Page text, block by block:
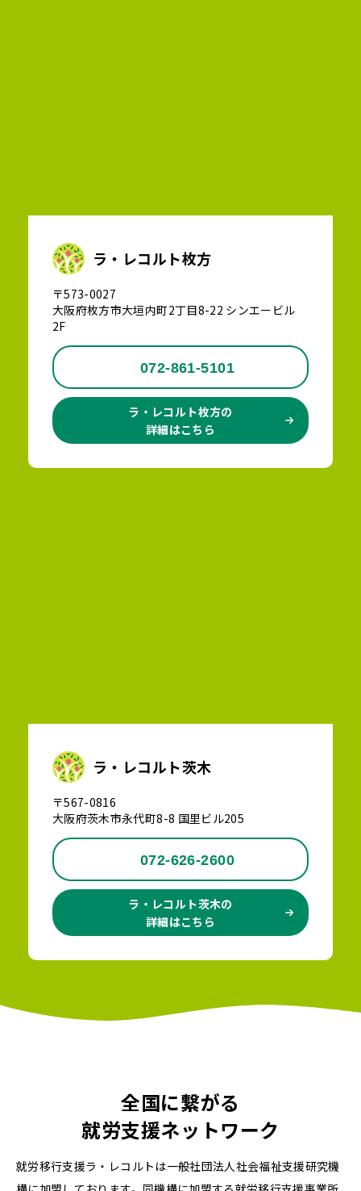
ラ・レコルト枚方
〒573-0027
大阪府枚方市大垣内町2丁目8-22 シンエービル
2F
072-861-5101
ラ・レコルト枚方の
詳細はこちら
ラ・レコルト茨木
〒567-0816
大阪府茨木市永代町8-8 国里ビル205
072-626-2600
ラ・レコルト茨木の
詳細はこちら
全国に繋がる
就労支援ネットワーク
就労移行支援ラ・レコルトは一般社団法人社会福祉支援研究機